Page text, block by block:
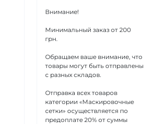
Внимание!
Минимальный заказ от 200
грн.
Обращаем ваше внимание, что
товары могут быть отправлены
с разных складов.
Отправка всех товаров
категории «Маскировочные
сетки» осуществляется по
предоплате 20% от суммы